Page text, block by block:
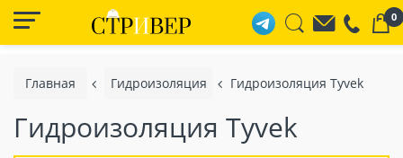
0
Главная Гидроизоляция Гидроизоляция Tyvek
Гидроизоляция Tyvek